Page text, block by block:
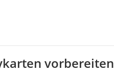
vorbereiten